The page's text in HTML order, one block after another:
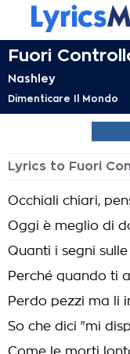
Fuori
Nashley
Dimenticare Il Mondo
Lyrics to Fuori
Occhiali chiari,
Oggi è meglio di
Quanti i segni
Perché quando ti
Perdo pezzi ma li
So che dici "mi